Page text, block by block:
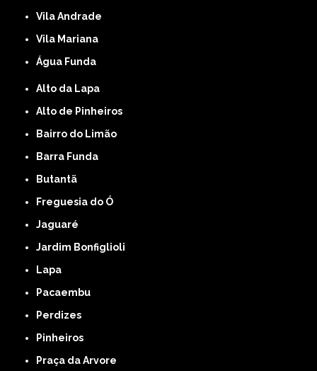
Vila Andrade
Vila Mariana
Água Funda
Alto da Lapa
Alto de Pinheiros
Bairro do Limão
Barra Funda
Butantã
Freguesia do Ó
Jaguaré
Jardim Bonfiglioli
Lapa
Pacaembu
Perdizes
Pinheiros
Praça da Arvore